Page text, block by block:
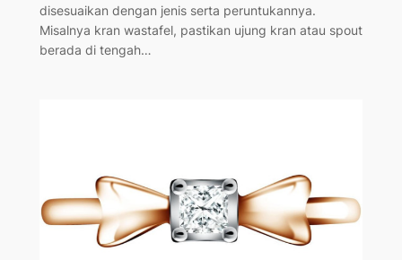
disesuaikan dengan jenis serta peruntukannya.
Misalnya kran wastafel, pastikan ujung kran atau spout
berada di tengah…